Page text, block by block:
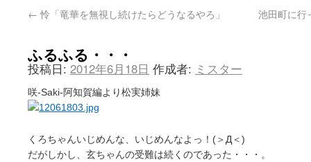
←怜「竜華を無視し続けたらどうなるやろ」 池田町に行
ふるふる・・・
投稿日: 2012年6月18日 作成者: ミスター
咲-Saki-阿知賀編より松実姉妹
くろちゃんいじめんな、いじめんなよっ！(＞Д＜)
だがしかし、玄ちゃんの受難は続くのであった・・・。